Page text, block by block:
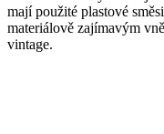
mají použité plastové
materiálově zajímavým
vintage.